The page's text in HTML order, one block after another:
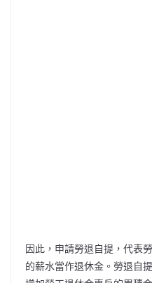
因此，申請勞退自提，代表
的薪水當作退休金。勞退自